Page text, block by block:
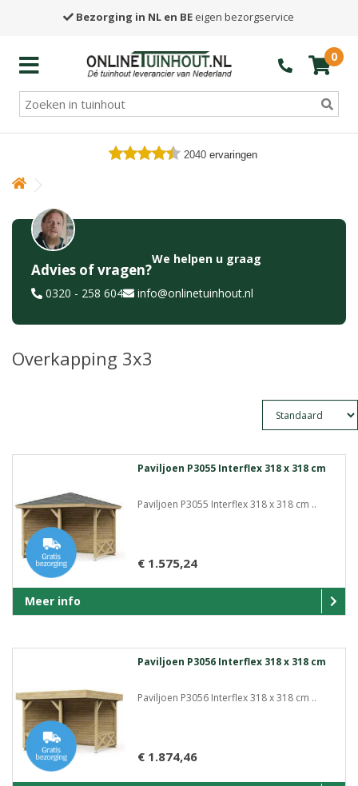
Bezorging in NL en BE eigen bezorgservice
0
2040 ervaringen
Advies of vragen?
We helpen u graag
0320 - 258 604 info@onlinetuinhout.nl
Overkapping 3x3
Paviljoen P3055 Interflex 318 x 318 cm
Paviljoen P3055 Interflex 318 x 318 cm ..
€ 1.575,24
Meer info
Paviljoen P3056 Interflex 318 x 318 cm
Paviljoen P3056 Interflex 318 x 318 cm ..
€ 1.874,46